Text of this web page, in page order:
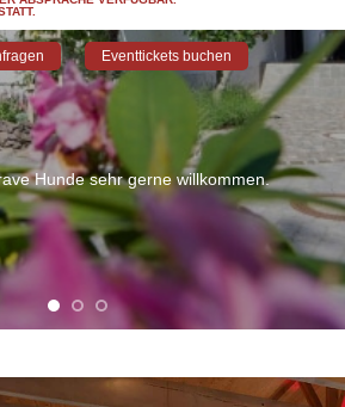
Eventtickets buchen
Hunde sehr gerne willkommen.